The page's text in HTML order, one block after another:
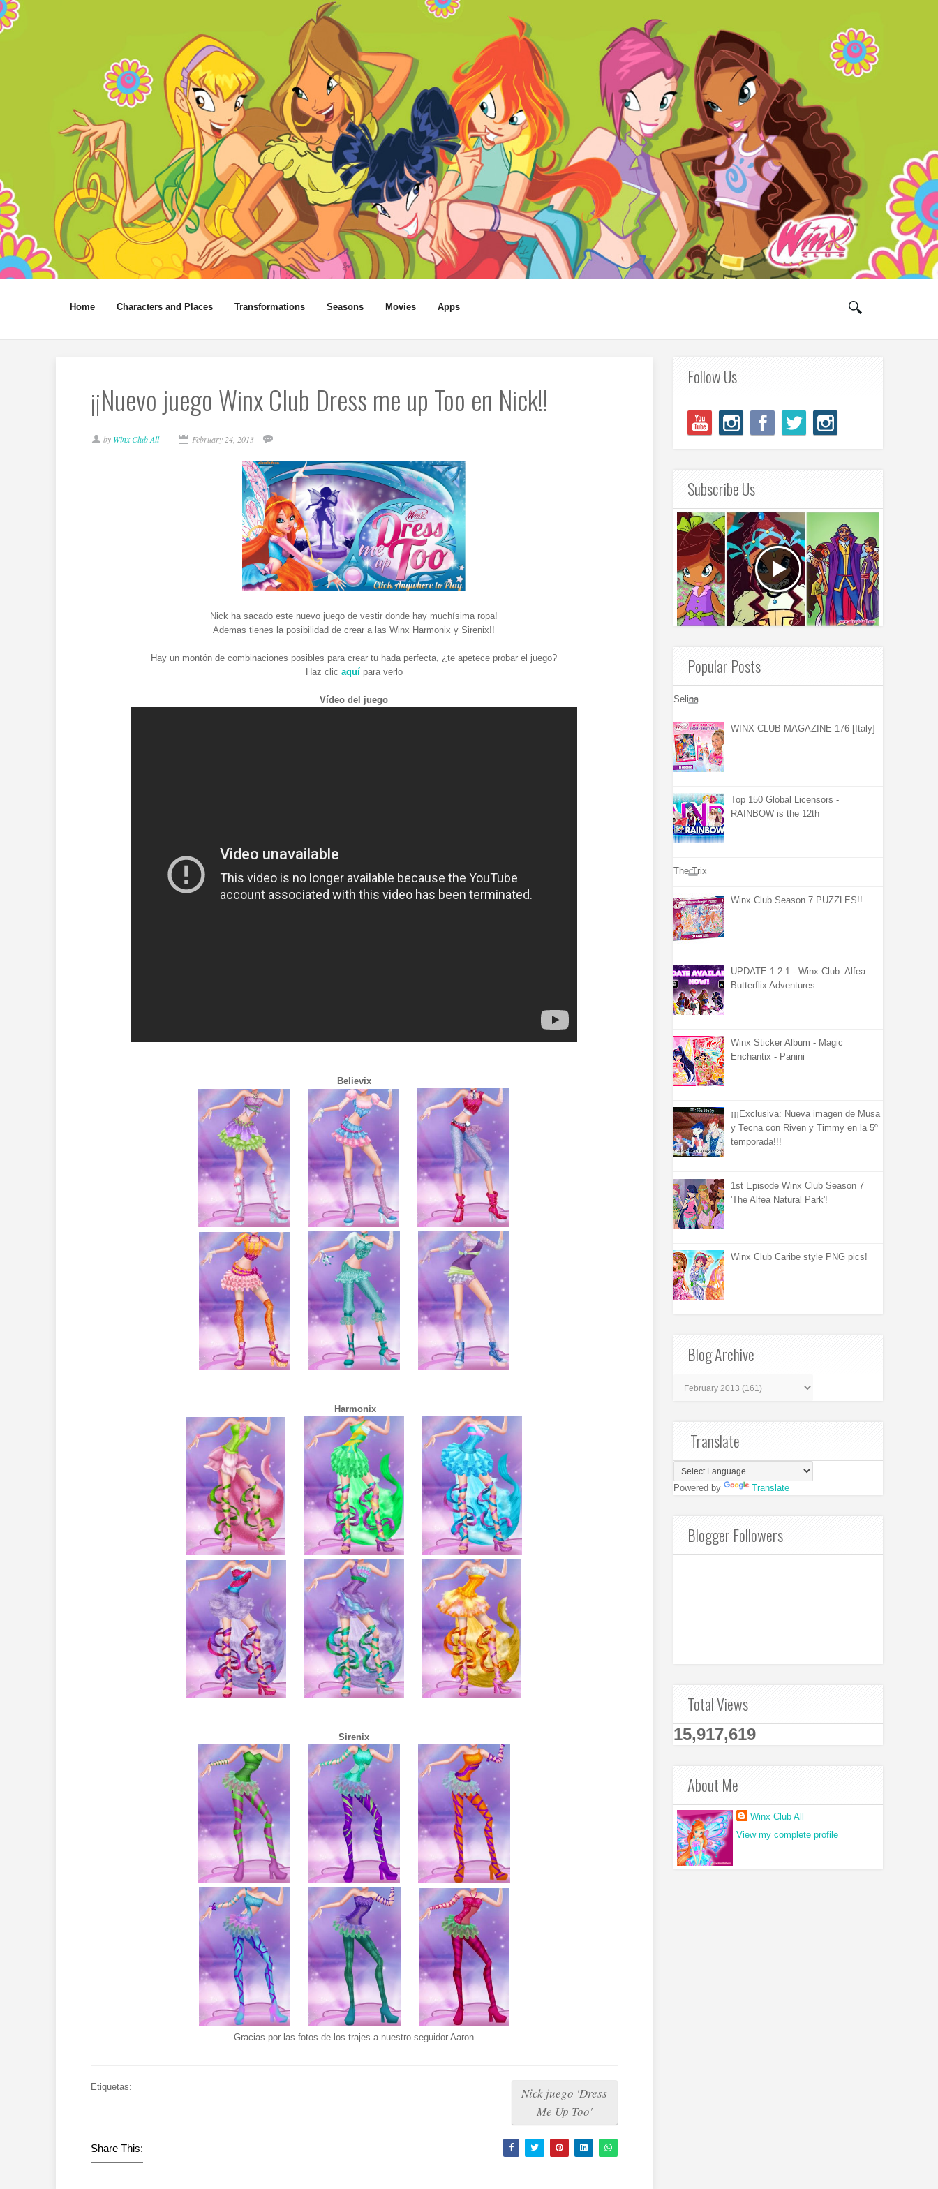
Home Characters and Places Transformations Seasons Movies Apps
¡¡Nuevo juego Winx Club Dress me up Too en Nick!!
by Winx Club All February 24, 2013
Nick ha sacado este nuevo juego de vestir donde hay muchísima ropa!
Ademas tienes la posibilidad de crear a las Winx Harmonix y Sirenix!!
Hay un montón de combinaciones posibles para crear tu hada perfecta, ¿te apetece probar el juego?
Haz clic aquípara verlo
Vídeo del juego
Believix
Harmonix
Sirenix
Gracias por las fotos de los trajes a nuestro seguidor Aaron
Etiquetas:
Nick juego 'Dress
Me Up Too'
Share This:
Follow Us
Subscribe Us
Popular Posts
Selina
WINX CLUB MAGAZINE 176 [Italy]
Top 150 Global Licensors -
RAINBOW is the 12th
The Trix
Winx Club Season 7 PUZZLES!!
UPDATE 1.2.1 - Winx Club: Alfea
Butterflix Adventures
Winx Sticker Album - Magic
Enchantix - Panini
¡¡¡Exclusiva: Nueva imagen de Musa
y Tecna con Riven y Timmy en la 5º
temporada!!!
1st Episode Winx Club Season 7
'The Alfea Natural Park'!
Winx Club Caribe style PNG pics!
Blog Archive
Translate
Powered by Translate
Blogger Followers
Total Views
15,917,619
About Me
Winx Club All
View my complete profile